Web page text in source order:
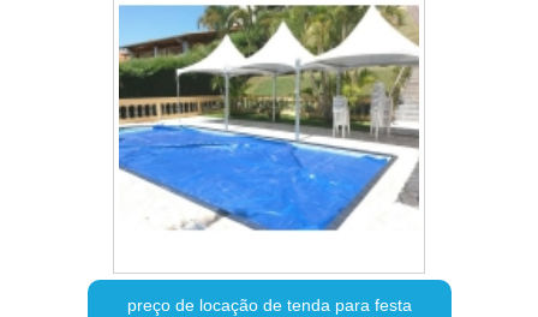
preço de locação de tenda para festa